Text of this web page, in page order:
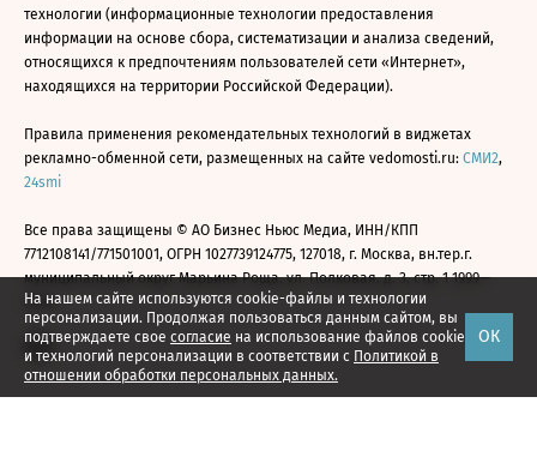
На нашем сайте используются cookie-файлы и технологии
персонализации. Продолжая пользоваться данным сайтом, вы
подтверждаете свое согласие на использование файлов cookie
и технологий персонализации в соответствии с Политикой в
отношении обработки персональных данных.
ОК
технологии (информационные технологии предоставления
информации на основе сбора, систематизации и анализа сведений,
относящихся к предпочтениям пользователей сети «Интернет»,
находящихся на территории Российской Федерации).
Правила применения рекомендательных технологий в виджетах
рекламно-обменной сети, размещенных на сайте vedomosti.ru: СМИ2,
24smi
Все права защищены © АО Бизнес Ньюс Медиа, ИНН/КПП
7712108141/771501001, ОГРН 1027739124775, 127018, г. Москва, вн.тер.г.
муниципальный округ Марьина Роща, ул. Полковая, д. 3, стр. 1 1999—
2026